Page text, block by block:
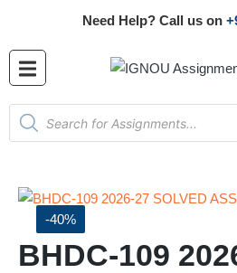
Need Help? Call us on
-40%
BHDC-109